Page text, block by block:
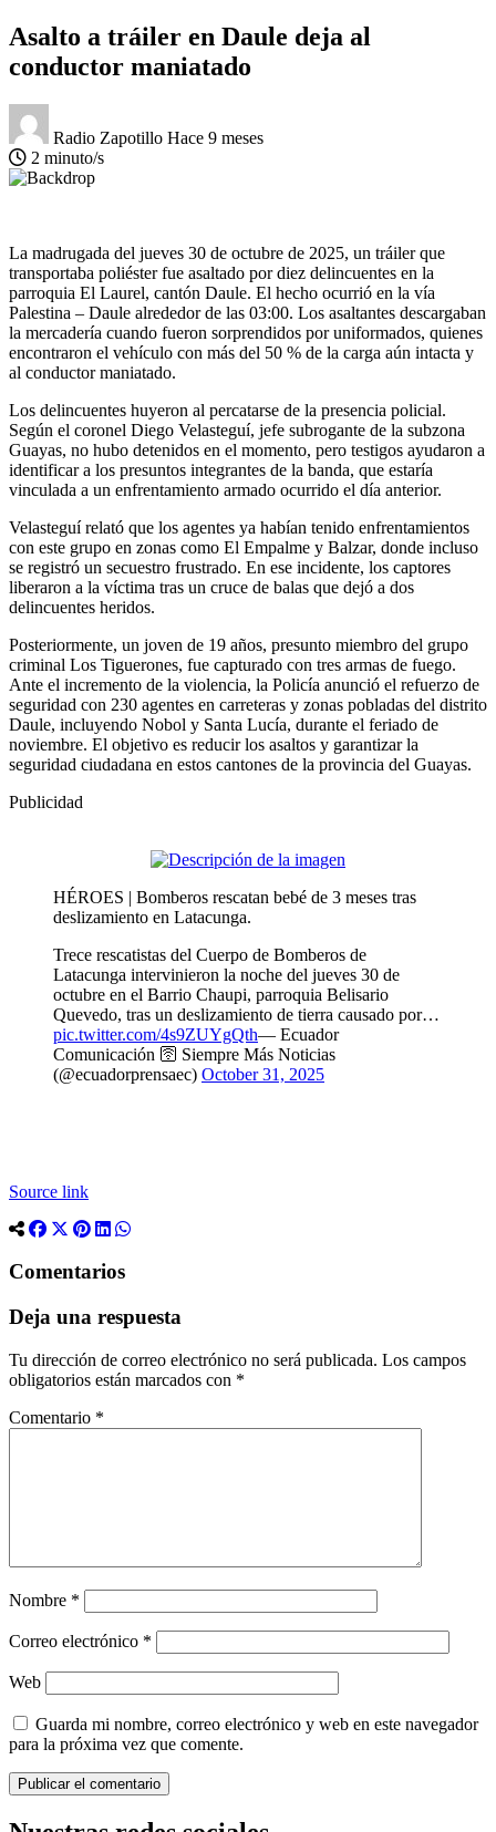
Asalto a tráiler en Daule deja al
conductor maniatado
Radio Zapotillo Hace 9 meses
2 minuto/s
La madrugada del jueves 30 de octubre de 2025, un tráiler que
transportaba poliéster fue asaltado por diez delincuentes en la
parroquia El Laurel, cantón Daule. El hecho ocurrió en la vía
Palestina – Daule alrededor de las 03:00. Los asaltantes descargaban
la mercadería cuando fueron sorprendidos por uniformados, quienes
encontraron el vehículo con más del 50 % de la carga aún intacta y
al conductor maniatado.
Los delincuentes huyeron al percatarse de la presencia policial.
Según el coronel Diego Velasteguí, jefe subrogante de la subzona
Guayas, no hubo detenidos en el momento, pero testigos ayudaron a
identificar a los presuntos integrantes de la banda, que estaría
vinculada a un enfrentamiento armado ocurrido el día anterior.
Velasteguí relató que los agentes ya habían tenido enfrentamientos
con este grupo en zonas como El Empalme y Balzar, donde incluso
se registró un secuestro frustrado. En ese incidente, los captores
liberaron a la víctima tras un cruce de balas que dejó a dos
delincuentes heridos.
Posteriormente, un joven de 19 años, presunto miembro del grupo
criminal Los Tiguerones, fue capturado con tres armas de fuego.
Ante el incremento de la violencia, la Policía anunció el refuerzo de
seguridad con 230 agentes en carreteras y zonas pobladas del distrito
Daule, incluyendo Nobol y Santa Lucía, durante el feriado de
noviembre. El objetivo es reducir los asaltos y garantizar la
seguridad ciudadana en estos cantones de la provincia del Guayas.
Publicidad
HÉROES | Bomberos rescatan bebé de 3 meses tras
deslizamiento en Latacunga.
Trece rescatistas del Cuerpo de Bomberos de
Latacunga intervinieron la noche del jueves 30 de
octubre en el Barrio Chaupi, parroquia Belisario
Quevedo, tras un deslizamiento de tierra causado por…
pic.twitter.com/4s9ZUYgQth— Ecuador
Comunicación 🛜 Siempre Más Noticias
(@ecuadorprensaec) October 31, 2025
Source link
Comentarios
Deja una respuesta
Tu dirección de correo electrónico no será publicada. Los campos
obligatorios están marcados con *
Comentario *
Nombre *
Correo electrónico *
Web
Guarda mi nombre, correo electrónico y web en este navegador
para la próxima vez que comente.